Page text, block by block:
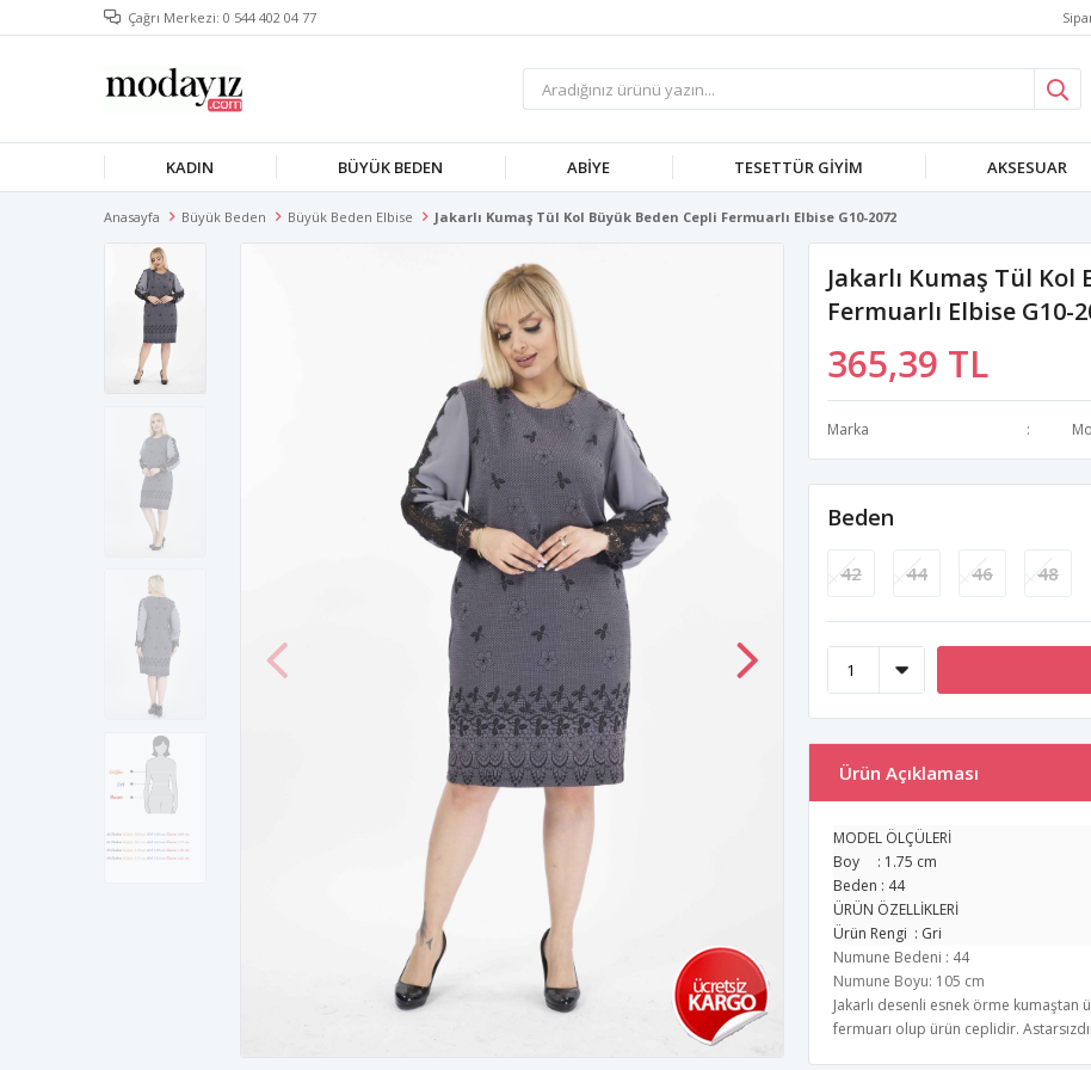
Çağrı Merkezi: 0 544 402 04 77
KADIN BÜYÜK BEDEN ABIYE TESETTÜR GIYIM AKSESUAR
Anasayfa Büyük Beden Büyük Beden Elbise Jakarlı Kumaş Tül Kol Büyük Beden Cepli Fermuarlı Elbise G10-2072
Jakarlı Kumaş Tül Kol
Fermuarlı Elbise G10-
365,39 TL
Marka
Beden
42 44 46 48
Ürün Açıklaması
MODEL ÖLÇÜLERİ
Boy : 1.75 cm
Beden : 44
ÜRÜN ÖZELLİKLERİ
Ürün Rengi : Gri
Numune Bedeni : 44
Numune Boyu: 105 cm
Jakarlı desenli esnek örme kumaştan
fermuarı olup ürün ceplidir.